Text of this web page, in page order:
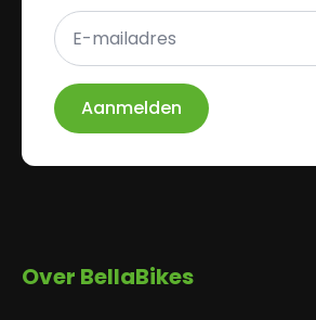
E-
mailadres
*
Aanmelden
Over BellaBikes